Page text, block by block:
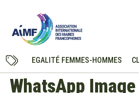
EGALITÉ FEMMES-HOMMES
WhatsApp